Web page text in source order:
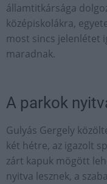
államtitkársága
középiskolákra,
most sincs jelenlétet
maradnak.
A parkok
Gulyás Gergely
két hétre, az igazolt
zárt kapuk mögött
nyitva lesznek, a